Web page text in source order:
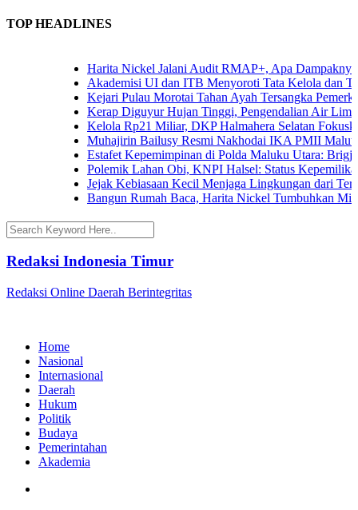
TOP HEADLINES
Harita Nickel Jalani Audit RMAP+, Apa Dampaknya
Akademisi UI dan ITB Menyoroti Tata Kelola dan
Kejari Pulau Morotai Tahan Ayah Tersangka
Kerap Diguyur Hujan Tinggi, Pengendalian Air
Kelola Rp21 Miliar, DKP Halmahera Selatan Fokuskan
Muhajirin Bailusy Resmi Nakhodai IKA PMII Malut,
Estafet Kepemimpinan di Polda Maluku Utara: Brigjen
Polemik Lahan Obi, KNPI Halsel: Status Kepemilikan
Jejak Kebiasaan Kecil Menjaga Lingkungan dari
Bangun Rumah Baca, Harita Nickel Tumbuhkan Minat
Redaksi Indonesia Timur
Redaksi Online Daerah Berintegritas
Home
Nasional
Internasional
Daerah
Hukum
Politik
Budaya
Pemerintahan
Akademia